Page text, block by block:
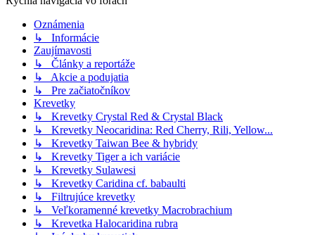
Oznámenia
↳ Informácie
Zaujímavosti
↳ Články a reportáže
↳ Akcie a podujatia
↳ Pre začiatočníkov
Krevetky
↳ Krevetky Crystal Red & Crystal Black
↳ Krevetky Neocaridina: Red Cherry, Rili, Yellow...
↳ Krevetky Taiwan Bee & hybridy
↳ Krevetky Tiger a ich variácie
↳ Krevetky Sulawesi
↳ Krevetky Caridina cf. babaulti
↳ Filtrujúce krevetky
↳ Veľkoramenné krevetky Macrobrachium
↳ Krevetka Halocaridina rubra